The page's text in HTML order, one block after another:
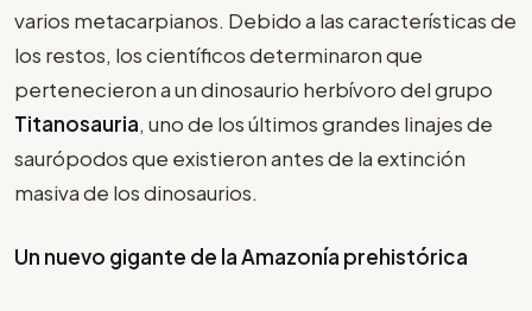
varios metacarpianos. Debido a las características de
los restos, los científicos determinaron que
pertenecieron a un dinosaurio herbívoro del grupo
Titanosauria, uno de los últimos grandes linajes de
saurópodos que existieron antes de la extinción
masiva de los dinosaurios.
Un nuevo gigante de la Amazonía prehistórica